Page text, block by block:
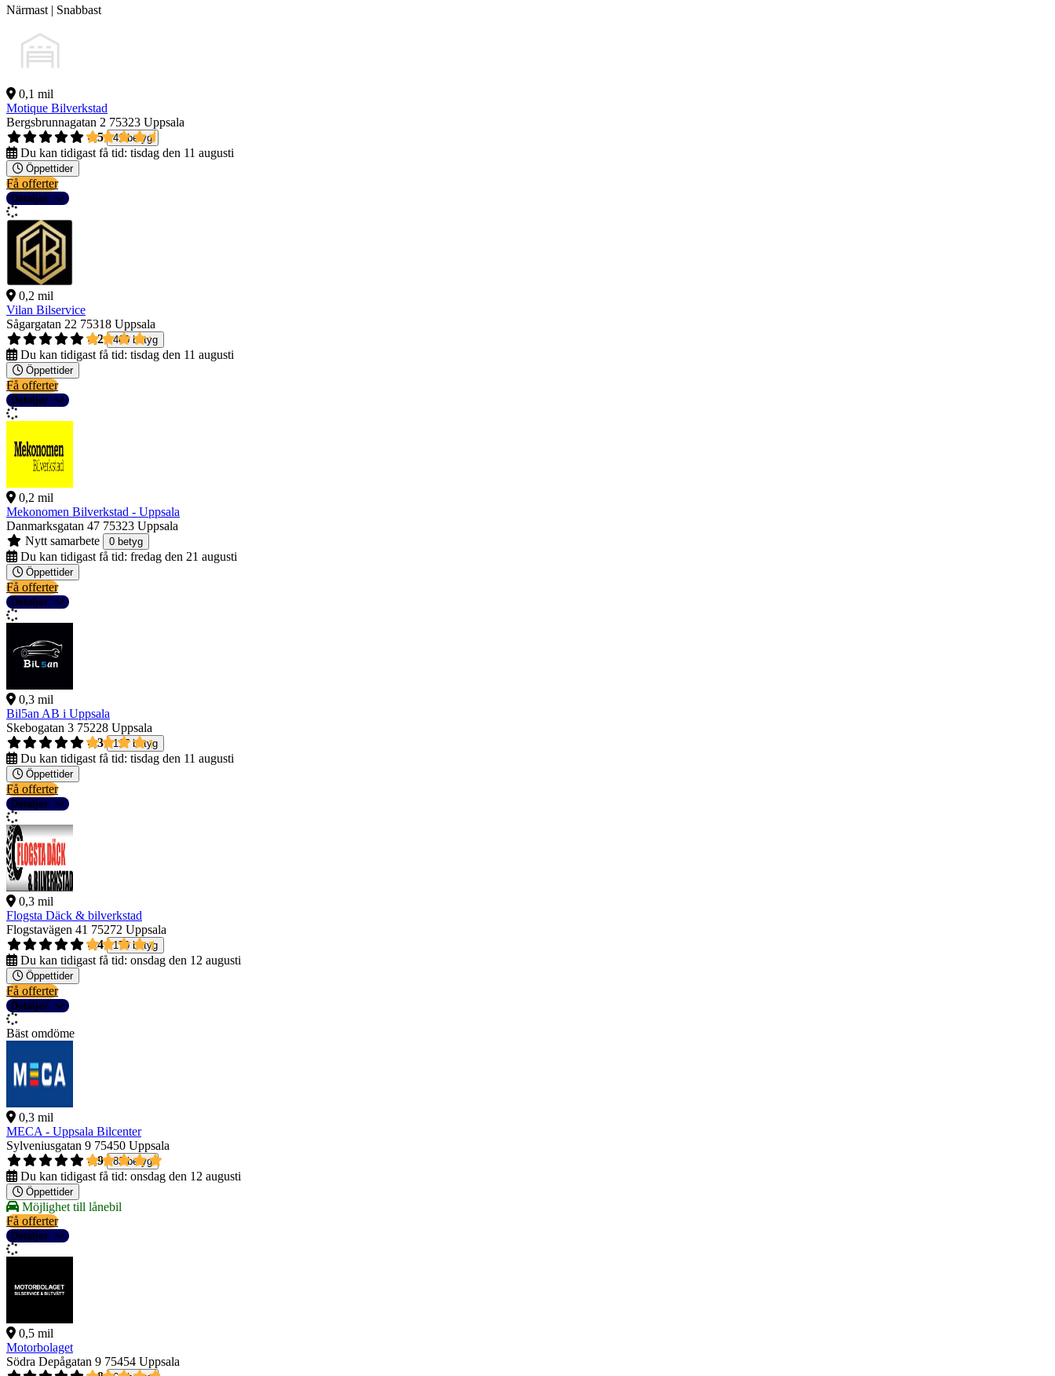
Närmast | Snabbast
0,1 mil
Motique Bilverkstad
Bergsbrunnagatan 2 75323 Uppsala
4,5
41 betyg
Du kan tidigast få tid: tisdag den 11 augusti
Öppettider
Få offerter
Detaljer
0,2 mil
Vilan Bilservice
Sågargatan 22 75318 Uppsala
4,2
460 betyg
Du kan tidigast få tid: tisdag den 11 augusti
Öppettider
Få offerter
Detaljer
0,2 mil
Mekonomen Bilverkstad - Uppsala
Danmarksgatan 47 75323 Uppsala
Nytt samarbete
0 betyg
Du kan tidigast få tid: fredag den 21 augusti
Öppettider
Få offerter
Detaljer
0,3 mil
Bil5an AB i Uppsala
Skebogatan 3 75228 Uppsala
4,3
117 betyg
Du kan tidigast få tid: tisdag den 11 augusti
Öppettider
Få offerter
Detaljer
0,3 mil
Flogsta Däck & bilverkstad
Flogstavägen 41 75272 Uppsala
4,4
170 betyg
Du kan tidigast få tid: onsdag den 12 augusti
Öppettider
Få offerter
Detaljer
Bäst omdöme
0,3 mil
MECA - Uppsala Bilcenter
Sylveniusgatan 9 75450 Uppsala
4,9
83 betyg
Du kan tidigast få tid: onsdag den 12 augusti
Öppettider
Möjlighet till lånebil
Få offerter
Detaljer
0,5 mil
Motorbolaget
Södra Depågatan 9 75454 Uppsala